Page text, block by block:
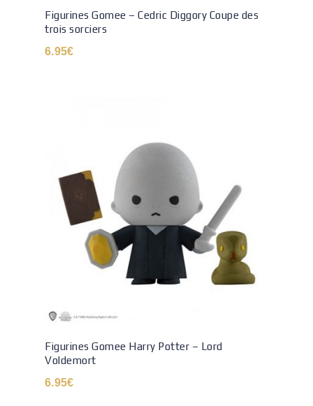
Figurines Gomee – Cedric Diggory Coupe des
trois sorciers
6.95€
Figurines Gomee Harry Potter – Lord
Voldemort
6.95€